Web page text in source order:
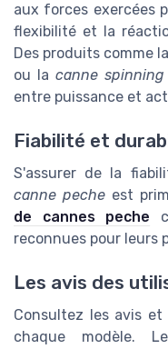
aux forces exercées
flexibilité et la
Des produits comme la
ou la canne spinning
entre puissance et
Fiabilité et
S'assurer de la
canne pecheest
de cannes peche
reconnues pour leurs
Les avis des
Consultez les avis
chaque modèle.